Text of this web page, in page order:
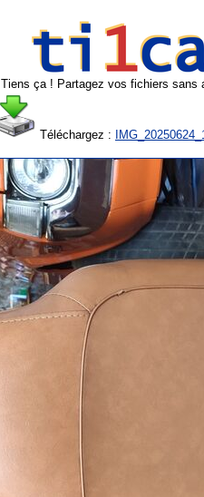
Tiens ça ! Partagez vos fichiers sans
Téléchargez :